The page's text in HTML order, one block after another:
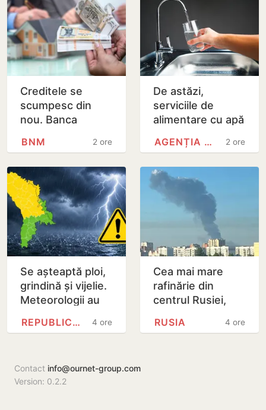
Creditele se
scumpesc din
nou. Banca
Moldovei a
bază de la 7% la
7,5 la…
2 ore
BNM
De astăzi,
serviciile de
alimentare cu apă
capitală sunt mai
2 ore
AGENȚIA NAȚIONALĂ PENTRU…
Se așteaptă ploi,
grindină și vijelie.
Meteorologii au
de instabilitate4 ore
REPUBLICA MOLDOVA
Cea mai mare
rafinărie din
centrul Rusiei,
după un nou atac
4 ore
RUSIA
Contact info@ournet-group.com
Version: 0.2.2